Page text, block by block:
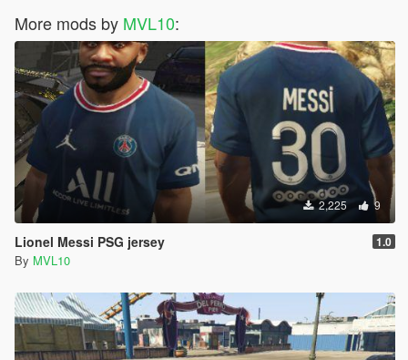
More mods by MVL10:
2,225 9
Lionel Messi PSG jersey 1.0
By MVL10